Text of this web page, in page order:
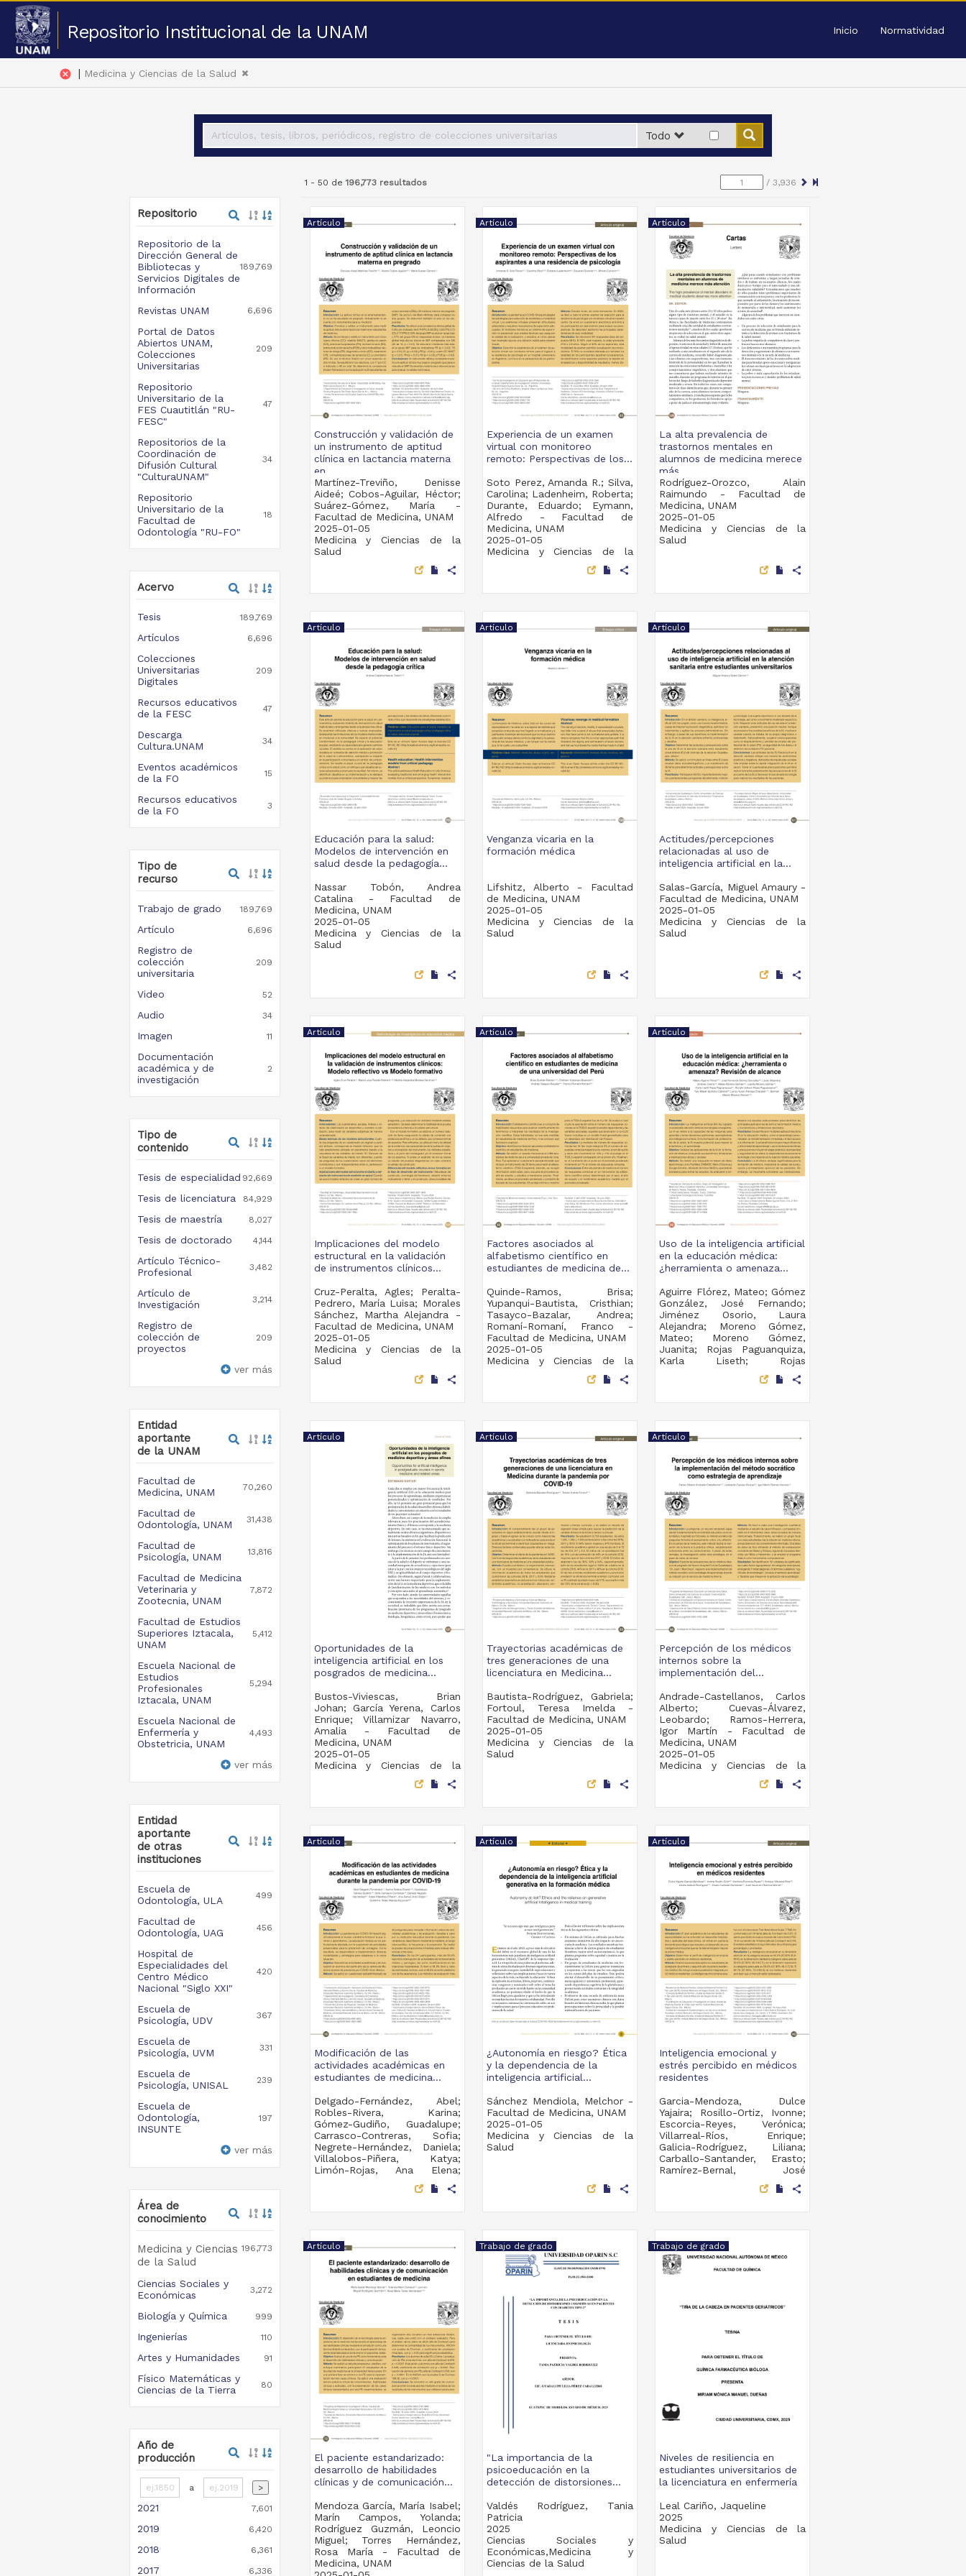
Repositorio Institucional de la UNAM Inicio Normatividad
Todo
cancel | Medicina y Ciencias de la Salud
Repositorio
Repositorio de la
Dirección General de
Bibliotecas y
Servicios Digitales de
Información
189,769
Revistas UNAM 6,696
Portal de Datos
Abiertos UNAM,
Colecciones
Universitarias
209
Repositorio
Universitario de la
FES Cuautitlán "RU-
FESC"
47
Repositorios de la
Coordinación de
Difusión Cultural
"CulturaUNAM"
34
Repositorio
Universitario de la
Facultad de
Odontología "RU-FO"
18
Acervo
Tesis 189,769
Artículos 6,696
Colecciones
Universitarias
Digitales
209
Recursos educativos
de la FESC
47
Descarga
Cultura.UNAM
34
Eventos académicos
de la FO
15
Recursos educativos
de la FO
3
Tipo de
recurso
Trabajo de grado 189,769
Artículo 6,696
Registro de
colección
universitaria
209
Video 52
Audio 34
Imagen 11
Documentación
académica y de
investigación
2
Tipo de
contenido
Tesis de especialidad 92,669
Tesis de licenciatura 84,929
Tesis de maestría 8,027
Tesis de doctorado 4,144
Artículo Técnico-
Profesional
3,482
Artículo de
Investigación
3,214
Registro de
colección de
proyectos
209
ver más
Entidad
aportante
de la UNAM
Facultad de
Medicina, UNAM
70,260
Facultad de
Odontología, UNAM
31,438
Facultad de
Psicología, UNAM
13,816
Facultad de Medicina
Veterinaria y
Zootecnia, UNAM
7,872
Facultad de Estudios
Superiores Iztacala,
UNAM
5,412
Escuela Nacional de
Estudios
Profesionales
Iztacala, UNAM
5,294
Escuela Nacional de
Enfermería y
Obstetricia, UNAM
4,493
ver más
Entidad
aportante
de otras
instituciones
Escuela de
Odontología, ULA
499
Facultad de
Odontología, UAG
456
Hospital de
Especialidades del
Centro Médico
Nacional "Siglo XXI"
420
Escuela de
Psicología, UDV
367
Escuela de
Psicología, UVM
331
Escuela de
Psicología, UNISAL
239
Escuela de
Odontología,
INSUNTE
197
ver más
Área de
conocimiento
Medicina y Ciencias
de la Salud
196,773
Ciencias Sociales y
Económicas
3,272
Biología y Química 999
Ingenierías 110
Artes y Humanidades 91
Físico Matemáticas y
Ciencias de la Tierra
80
Año de
producción
a >
2021 7,601
2019 6,420
2018 6,361
2017 6,336
1 - 50 de196,773 resultados / 3,936
Artículo
Construcción y validación de
un instrumento de aptitud
clínica en lactancia materna
en...
Martínez-Treviño, Denisse
Aideé; Cobos-Aguilar, Héctor;
Suárez-Gómez, María -
Facultad de Medicina, UNAM
2025-01-05
Medicina y Ciencias de la
Salud
share
Artículo
Experiencia de un examen
virtual con monitoreo
remoto: Perspectivas de los...
Soto Perez, Amanda R.; Silva,
Carolina; Ladenheim, Roberta;
Durante, Eduardo; Eymann,
Alfredo - Facultad de
Medicina, UNAM
2025-01-05
Medicina y Ciencias de la
share
Artículo
La alta prevalencia de
trastornos mentales en
alumnos de medicina merece
más...
Rodríguez-Orozco, Alain
Raimundo - Facultad de
Medicina, UNAM
2025-01-05
Medicina y Ciencias de la
Salud
share
Artículo
Educación para la salud:
Modelos de intervención en
salud desde la pedagogía...
Nassar Tobón, Andrea
Catalina - Facultad de
Medicina, UNAM
2025-01-05
Medicina y Ciencias de la
Salud
share
Artículo
Venganza vicaria en la
formación médica
Lifshitz, Alberto - Facultad
de Medicina, UNAM
2025-01-05
Medicina y Ciencias de la
Salud
share
Artículo
Actitudes/percepciones
relacionadas al uso de
inteligencia artificial en la...
Salas-García, Miguel Amaury -
Facultad de Medicina, UNAM
2025-01-05
Medicina y Ciencias de la
Salud
share
Artículo
Implicaciones del modelo
estructural en la validación
de instrumentos clínicos...
Cruz-Peralta, Agles; Peralta-
Pedrero, María Luisa; Morales
Sánchez, Martha Alejandra -
Facultad de Medicina, UNAM
2025-01-05
Medicina y Ciencias de la
Salud
share
Artículo
Factores asociados al
alfabetismo científico en
estudiantes de medicina de...
Quinde-Ramos, Brisa;
Yupanqui-Bautista, Cristhian;
Tasayco-Bazalar, Andrea;
Romaní-Romaní, Franco -
Facultad de Medicina, UNAM
2025-01-05
Medicina y Ciencias de la
share
Artículo
Uso de la inteligencia artificial
en la educación médica:
¿herramienta o amenaza...
Aguirre Flórez, Mateo; Gómez
González, José Fernando;
Jiménez Osorio, Laura
Alejandra; Moreno Gómez,
Mateo; Moreno Gómez,
Juanita; Rojas Paguanquiza,
Karla Liseth; Rojas
Quintero Cabrera, Yuly Mabel;
Medicina, UNAM
2025-01-05
Salud
share
Artículo
Oportunidades de la
inteligencia artificial en los
posgrados de medicina...
Bustos-Viviescas, Brian
Johan; García Yerena, Carlos
Enrique; Villamizar Navarro,
Amalia - Facultad de
Medicina, UNAM
2025-01-05
Medicina y Ciencias de la
share
Artículo
Trayectorias académicas de
tres generaciones de una
licenciatura en Medicina...
Bautista-Rodríguez, Gabriela;
Fortoul, Teresa Imelda -
Facultad de Medicina, UNAM
2025-01-05
Medicina y Ciencias de la
Salud
share
Artículo
Percepción de los médicos
internos sobre la
implementación del...
Andrade-Castellanos, Carlos
Alberto; Cuevas-Álvarez,
Leobardo; Ramos-Herrera,
Igor Martín - Facultad de
Medicina, UNAM
2025-01-05
Medicina y Ciencias de la
share
Artículo
Modificación de las
actividades académicas en
estudiantes de medicina...
Delgado-Fernández, Abel;
Robles-Rivera, Karina;
Gómez-Gudiño, Guadalupe;
Carrasco-Contreras, Sofia;
Negrete-Hernández, Daniela;
Villalobos-Piñera, Katya;
Limón-Rojas, Ana Elena;
Hideo - Facultad de
Salud
share
Artículo
¿Autonomía en riesgo? Ética
y la dependencia de la
inteligencia artificial...
Sánchez Mendiola, Melchor -
Facultad de Medicina, UNAM
2025-01-05
Medicina y Ciencias de la
Salud
share
Artículo
Inteligencia emocional y
estrés percibido en médicos
residentes
Garcia-Mendoza, Dulce
Yajaira; Rosillo-Ortiz, Ivonne;
Escorcia-Reyes, Verónica;
Villarreal-Ríos, Enrique;
Galicia-Rodríguez, Liliana;
Carballo-Santander, Erasto;
Ramírez-Bernal, José
share
Artículo
El paciente estandarizado:
desarrollo de habilidades
clínicas y de comunicación...
Mendoza García, María Isabel;
Marín Campos, Yolanda;
Rodríguez Guzmán, Leoncio
Miguel; Torres Hernández,
Rosa María - Facultad de
Medicina, UNAM
Trabajo de grado
"La importancia de la
psicoeducación en la
detección de distorsiones...
Valdés Rodríguez, Tania
Patricia
2025
Ciencias Sociales y
Económicas,Medicina y
Ciencias de la Salud
Trabajo de grado
Niveles de resiliencia en
estudiantes universitarios de
la licenciatura en enfermería
Leal Cariño, Jaqueline
2025
Medicina y Ciencias de la
Salud